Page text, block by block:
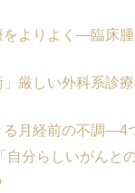
をよりよく―臨床
」厳しい外科系診
る月経前の不調―4
自分らしいがんと